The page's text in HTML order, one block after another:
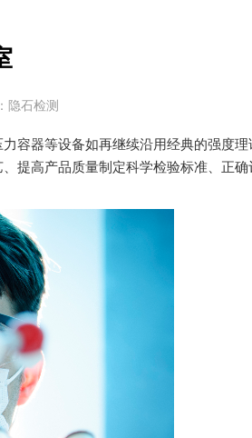
隐石检测
容器等设备如再继续沿用经典的强度
提高产品质量制定科学检验标准、正